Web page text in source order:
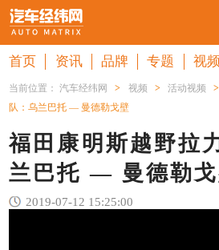
首页 资讯 品牌 专题 视频
当前位置：汽车经纬网 > 视频 > 活动视频 >
队：乌兰巴托 — 曼德勒戈壁
福田康明斯越野拉
兰巴托 — 曼德勒
2019-07-12 15:25:00